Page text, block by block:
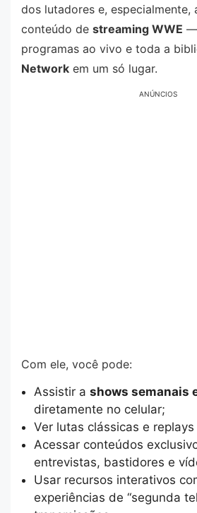
dos lutadores e, especialmente,
conteúdo de streaming WWE —
programas ao vivo e toda a
Network em um só lugar.
ANÚNCIOS
Com ele, você pode:
Assistir a shows semanais
diretamente no celular;
Ver lutas clássicas e
Acessar conteúdos
entrevistas, bastidores e
Usar recursos interativos
experiências de “segunda